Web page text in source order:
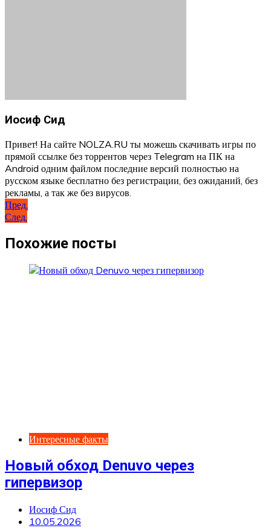
Иосиф Сид
Привет! На сайте NOLZA.RU ты можешь скачивать игры по
прямой ссылке без торрентов через Telegram на ПК на
Android одним файлом последние версий полностью на
русском языке бесплатно без регистрации, без ожиданий, без
рекламы, а так же без вирусов.
Навигация
по
записям
Пред.
След.
Похожие посты
Интересные факты
Новый обход Denuvo через
гипервизор
Иосиф Сид
10.05.2026